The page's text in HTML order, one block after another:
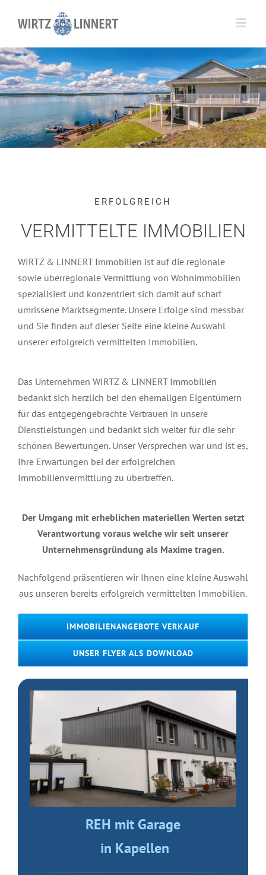
ERFOLGREICH
VERMITTELTE IMMOBILIEN
WIRTZ & LINNERT Immobilien ist auf die regionale
sowie überregionale Vermittlung von Wohnimmobilien
spezialisiert und konzentriert sich damit auf scharf
umrissene Marktsegmente. Unsere Erfolge sind messbar
und Sie finden auf dieser Seite eine kleine Auswahl
unserer erfolgreich vermittelten Immobilien.
Das Unternehmen WIRTZ & LINNERT Immobilien
bedankt sich herzlich bei den ehemaligen Eigentümern
für das entgegengebrachte Vertrauen in unsere
Dienstleistungen und bedankt sich weiter für die sehr
schönen Bewertungen. Unser Versprechen war und ist es,
Ihre Erwartungen bei der erfolgreichen
Immobilienvermittlung zu übertreffen.
Der Umgang mit erheblichen materiellen Werten setzt
Verantwortung voraus welche wir seit unserer
Unternehmensgründung als Maxime tragen.
Nachfolgend präsentieren wir Ihnen eine kleine Auswahl
aus unseren bereits erfolgreich vermittelten Immobilien.
IMMOBILIENANGEBOTE VERKAUF
UNSER FLYER ALS DOWNLOAD
REH mit Garage
in Kapellen